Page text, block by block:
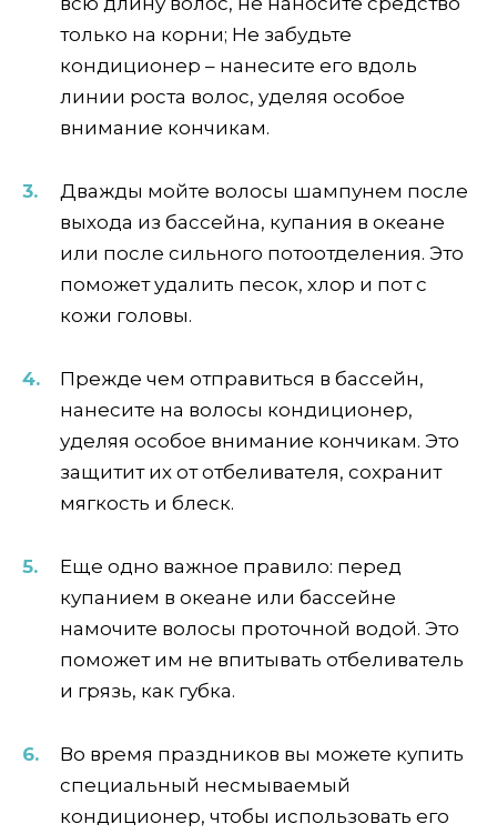
только на корни; Не забудьте
кондиционер – нанесите его вдоль
линии роста волос, уделяя особое
внимание кончикам.
Дважды мойте волосы шампунем после
выхода из бассейна, купания в океане
или после сильного потоотделения. Это
поможет удалить песок, хлор и пот с
кожи головы.
Прежде чем отправиться в бассейн,
нанесите на волосы кондиционер,
уделяя особое внимание кончикам. Это
защитит их от отбеливателя, сохранит
мягкость и блеск.
Еще одно важное правило: перед
купанием в океане или бассейне
намочите волосы проточной водой. Это
поможет им не впитывать отбеливатель
и грязь, как губка.
Во время праздников вы можете купить
специальный несмываемый
кондиционер, чтобы использовать его